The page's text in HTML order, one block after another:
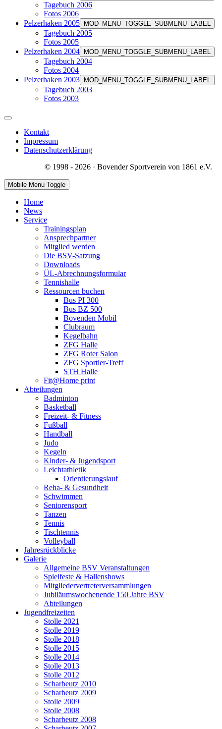
Tagebuch 2006
Fotos 2006
Pelzerhaken 2005
MOD_MENU_TOGGLE_SUBMENU_LABEL
Tagebuch 2005
Fotos 2005
Pelzerhaken 2004
MOD_MENU_TOGGLE_SUBMENU_LABEL
Tagebuch 2004
Fotos 2004
Pelzerhaken 2003
MOD_MENU_TOGGLE_SUBMENU_LABEL
Tagebuch 2003
Fotos 2003
Kontakt
Impressum
Datenschutzerklärung
© 1998 - 2026 · Bovender Sportverein von 1861 e.V.
Mobile Menu Toggle
Home
News
Service
Trainingsplan
Ansprechpartner
Mitglied werden
Die BSV-Satzung
Downloads
ÜL-Abrechnungsformular
Tennishalle
Ressourcen buchen
Bus PI 300
Bus BZ 500
Bovenden Mobil
Clubraum
Kegelbahn
ZFG Halle
ZFG Roter Salon
ZFG Sportler-Treff
STH Halle
Fit@Home print
Abteilungen
Badminton
Basketball
Freizeit- & Fitness
Fußball
Handball
Judo
Kegeln
Kinder- & Jugendsport
Leichtathletik
Orientierungslauf
Reha- & Gesundheit
Schwimmen
Seniorensport
Tanzen
Tennis
Tischtennis
Volleyball
Jahresrückblicke
Galerie
Allgemeine BSV Veranstaltungen
Spielfeste & Hallenshows
Mitgliedervertreterversammlungen
Jubiläumswochenende 150 Jahre BSV
Abteilungen
Jugendfreizeiten
Stolle 2021
Stolle 2019
Stolle 2018
Stolle 2015
Stolle 2014
Stolle 2013
Stolle 2012
Scharbeutz 2010
Scharbeutz 2009
Stolle 2009
Stolle 2008
Scharbeutz 2008